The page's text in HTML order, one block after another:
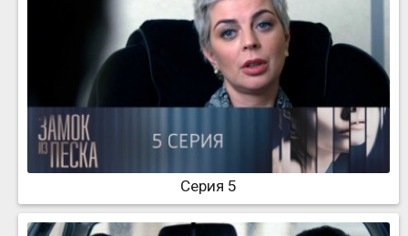
Серия 5